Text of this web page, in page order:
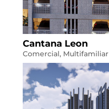
Cantana Leon
Comercial, Multifamiliar